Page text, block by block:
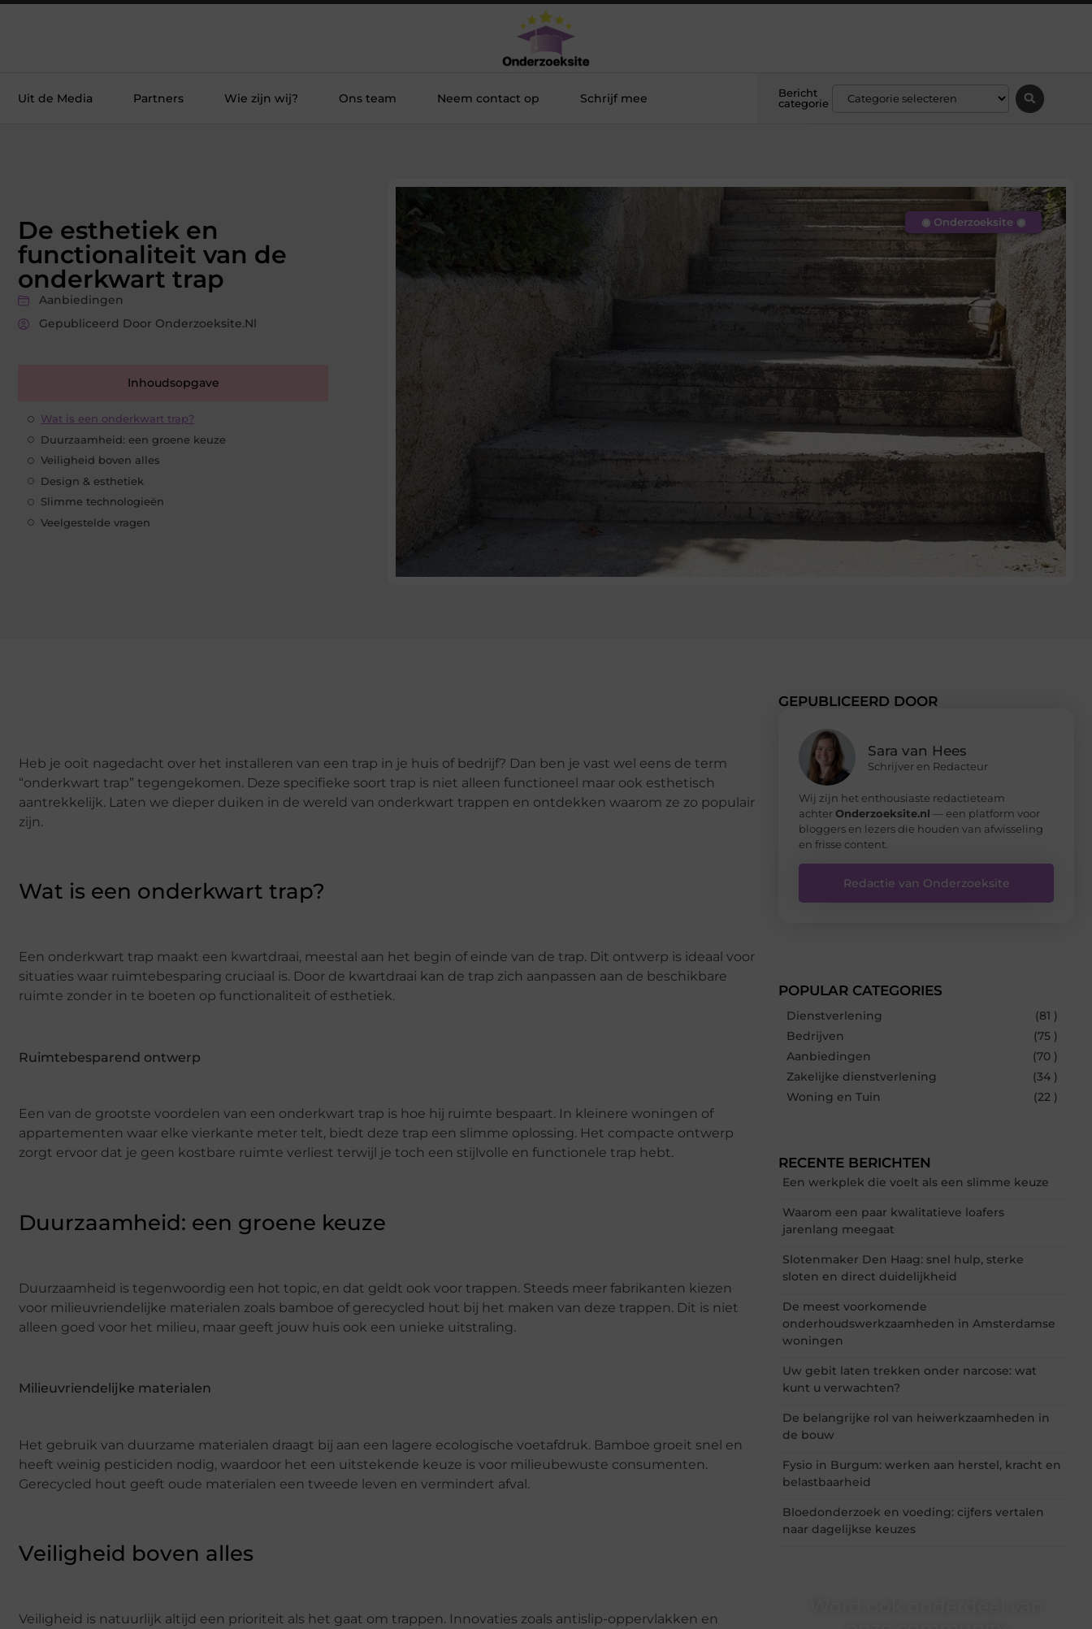
Uit de Media Partners Wie zijn wij? Ons team Neem contact op Schrijf mee
Bericht
categorie
De esthetiek en
functionaliteit van de
onderkwart trap
Aanbiedingen
Gepubliceerd Door Onderzoeksite.nl
Inhoudsopgave
Wat is een onderkwart trap?
Duurzaamheid: een groene keuze
Veiligheid boven alles
Design & esthetiek
Slimme technologieën
Veelgestelde vragen
◉ Onderzoeksite ◉
Heb je ooit nagedacht over het installeren van een trap in je huis of bedrijf? Dan ben je vast wel eens de term
“onderkwart trap” tegengekomen. Deze specifieke soort trap is niet alleen functioneel maar ook esthetisch
aantrekkelijk. Laten we dieper duiken in de wereld van onderkwart trappen en ontdekken waarom ze zo populair
zijn.
Wat is een onderkwart trap?
Een onderkwart trap maakt een kwartdraai, meestal aan het begin of einde van de trap. Dit ontwerp is ideaal voor
situaties waar ruimtebesparing cruciaal is. Door de kwartdraai kan de trap zich aanpassen aan de beschikbare
ruimte zonder in te boeten op functionaliteit of esthetiek.
Ruimtebesparend ontwerp
Een van de grootste voordelen van een onderkwart trap is hoe hij ruimte bespaart. In kleinere woningen of
appartementen waar elke vierkante meter telt, biedt deze trap een slimme oplossing. Het compacte ontwerp
zorgt ervoor dat je geen kostbare ruimte verliest terwijl je toch een stijlvolle en functionele trap hebt.
Duurzaamheid: een groene keuze
Duurzaamheid is tegenwoordig een hot topic, en dat geldt ook voor trappen. Steeds meer fabrikanten kiezen
voor milieuvriendelijke materialen zoals bamboe of gerecycled hout bij het maken van deze trappen. Dit is niet
alleen goed voor het milieu, maar geeft jouw huis ook een unieke uitstraling.
Milieuvriendelijke materialen
Het gebruik van duurzame materialen draagt bij aan een lagere ecologische voetafdruk. Bamboe groeit snel en
heeft weinig pesticiden nodig, waardoor het een uitstekende keuze is voor milieubewuste consumenten.
Gerecycled hout geeft oude materialen een tweede leven en vermindert afval.
Veiligheid boven alles
Veiligheid is natuurlijk altijd een prioriteit als het gaat om trappen. Innovaties zoals antislip-oppervlakken en
GEPUBLICEERD DOOR
Sara van Hees
Schrijver en Redacteur
Wij zijn het enthousiaste redactieteam
achterOnderzoeksite.nl — een platform voor
bloggers en lezers die houden van afwisseling
en frisse content.
Redactie van Onderzoeksite
POPULAR CATEGORIES
Dienstverlening
(81 )
Bedrijven
(75 )
Aanbiedingen
(70 )
Zakelijke dienstverlening
(34 )
Woning en Tuin
(22 )
RECENTE BERICHTEN
Een werkplek die voelt als een slimme keuze
Waarom een paar kwalitatieve loafers
jarenlang meegaat
Slotenmaker Den Haag: snel hulp, sterke
sloten en direct duidelijkheid
De meest voorkomende
onderhoudswerkzaamheden in Amsterdamse
woningen
Uw gebit laten trekken onder narcose: wat
kunt u verwachten?
De belangrijke rol van heiwerkzaamheden in
de bouw
Fysio in Burgum: werken aan herstel, kracht en
belastbaarheid
Bloedonderzoek en voeding: cijfers vertalen
naar dagelijkse keuzes